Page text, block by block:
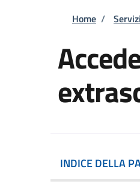
Home /
INDICE DELLA